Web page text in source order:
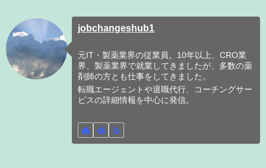
jobchangeshub1
元IT・製薬業界の従業員。10年以上、CRO業
界、製薬業界で就業してきましたが、多数の薬
剤師の方とも仕事をしてきました。
転職エージェントや退職代行、コーチングサー
ビスの詳細情報を中心に発信。